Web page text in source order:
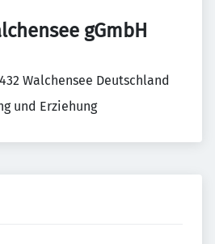
gGmbH
Walchensee Deutschland
und Erziehung